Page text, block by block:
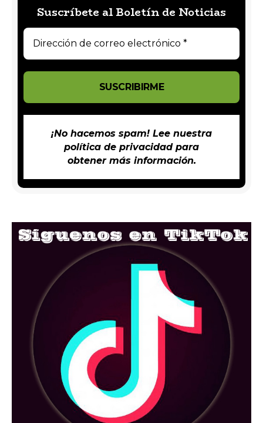
Suscríbete al Boletín de Noticias
¡No hacemos spam! Lee nuestra
política de privacidadpara
obtener más información.